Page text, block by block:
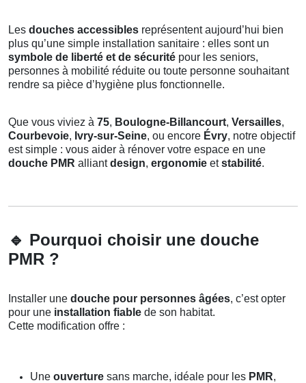
Les douches accessibles représentent aujourd’hui bien
plus qu’une simple installation sanitaire : elles sont un
symbole de liberté et de sécurité pour les seniors,
personnes à mobilité réduite ou toute personne souhaitant
rendre sa pièce d’hygiène plus fonctionnelle.
Que vous viviez à 75, Boulogne-Billancourt, Versailles,
Courbevoie, Ivry-sur-Seine, ou encore Évry, notre objectif
est simple : vous aider à rénover votre espace en une
douche PMR alliantdesign, ergonomie etstabilité.
🔹 Pourquoi choisir une douche
PMR ?
Installer une douche pour personnes âgées, c’est opter
pour une installation fiable de son habitat.
Cette modification offre :
Une ouverture sans marche, idéale pour les PMR,